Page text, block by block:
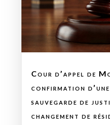
Cour d’appel de
confirmation d’une
sauvegarde de
changement de